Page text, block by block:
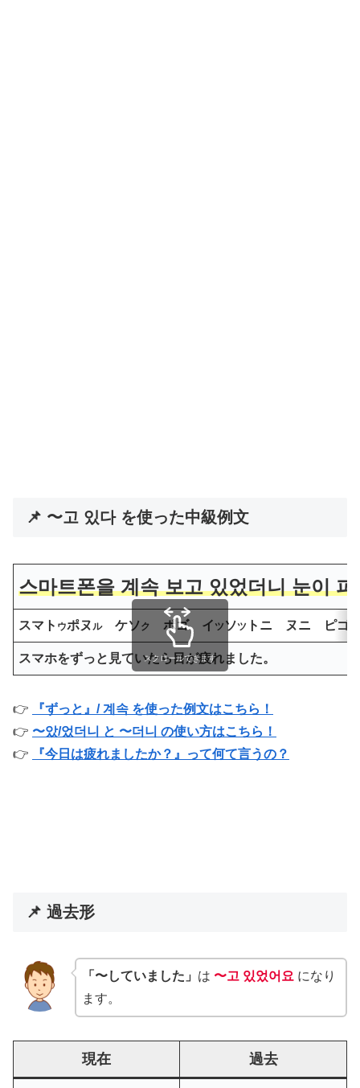
📌 〜고 있다 を使った中級例文
스마트폰을 계속 보고 있었더니 눈이
スマト ウポヌ ルケソク ポゴ イ ツ ソツ トニ ヌニ ピゴ
スマホをずっと見ていたら目が疲れました。
スクロールできます
👉
『ずっと』/ 계속 を使った例文はこちら！
👉 〜았/었더니 と 〜더니 の使い方はこちら！
👉
『今日は疲れましたか？』って何て言うの？
📌 過去形
「〜していました」 は 〜고 있었어요 になり
ます。
現在 過去